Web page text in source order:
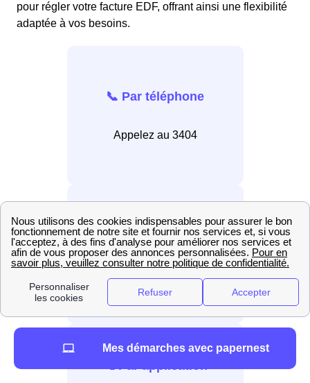
pour régler votre facture EDF, offrant ainsi une flexibilité
adaptée à vos besoins.
📞 Par téléphone
Appelez au 3404
💻 En ligne
Connectez-vous au site
internet EDF.
Mes démarches avec papernest